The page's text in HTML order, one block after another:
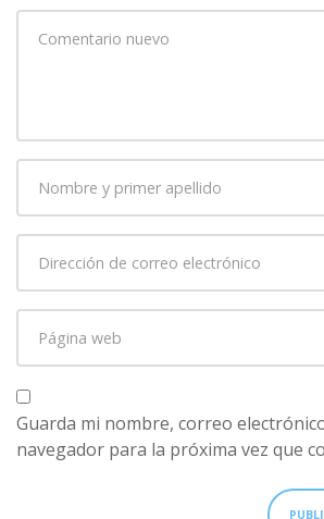
comentario*
primer
correo
web
Guarda mi nombre, correo
navegador para la próxima vez que